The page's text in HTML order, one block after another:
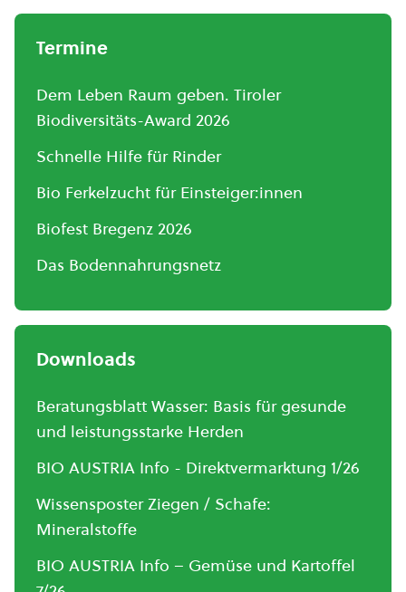
Termine
Dem Leben Raum geben. Tiroler
Biodiversitäts-Award 2026
Schnelle Hilfe für Rinder
Bio Ferkelzucht für Einsteiger:innen
Biofest Bregenz 2026
Das Bodennahrungsnetz
Downloads
Beratungsblatt Wasser: Basis für gesunde
und leistungsstarke Herden
BIO AUSTRIA Info - Direktvermarktung 1/26
Wissensposter Ziegen / Schafe:
Mineralstoffe
BIO AUSTRIA Info – Gemüse und Kartoffel